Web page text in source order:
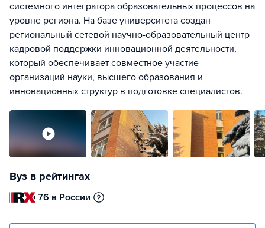
системного интегратора образовательных процессов на
уровне региона. На базе университета создан
региональный сетевой научно-образовательный центр
кадровой поддержки инновационной деятельности,
который обеспечивает совместное участие
организаций науки, высшего образования и
инновационных структур в подготовке специалистов.
Вуз в рейтингах
76 в России